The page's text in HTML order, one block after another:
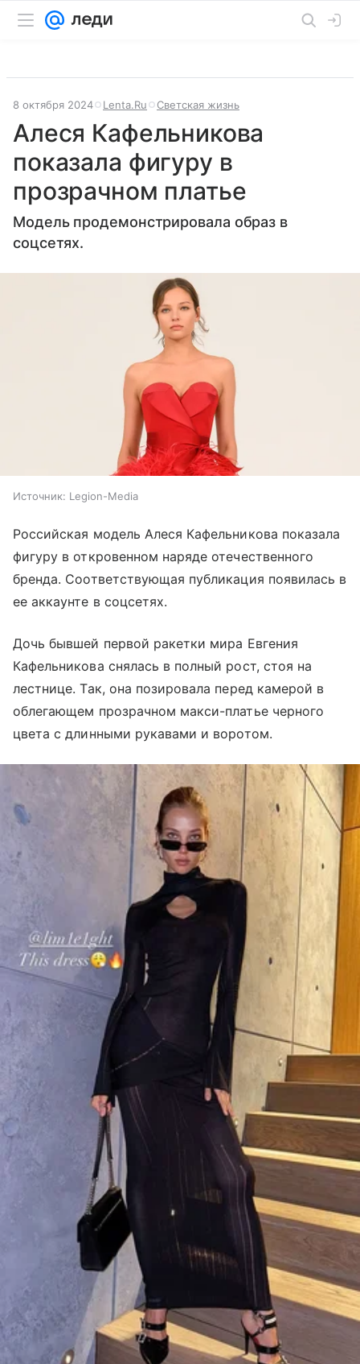
8 октября 2024 Lenta.Ru Светская жизнь
Алеся Кафельникова
показала фигуру в
прозрачном платье
Модель продемонстрировала образ в
соцсетях.
Источник: Legion-Media
Российская модель Алеся Кафельникова показала
фигуру в откровенном наряде отечественного
бренда. Соответствующая публикация появилась в
ее аккаунте в соцсетях.
Дочь бывшей первой ракетки мира Евгения
Кафельникова снялась в полный рост, стоя на
лестнице. Так, она позировала перед камерой в
облегающем прозрачном макси-платье черного
цвета с длинными рукавами и воротом.